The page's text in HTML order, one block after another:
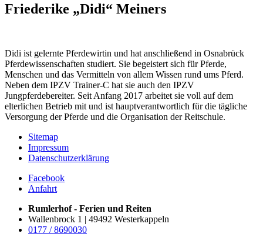
Friederike „Didi“ Meiners
Didi ist gelernte Pferdewirtin und hat anschließend in Osnabrück
Pferdewissenschaften studiert. Sie begeistert sich für Pferde,
Menschen und das Vermitteln von allem Wissen rund ums Pferd.
Neben dem IPZV Trainer-C hat sie auch den IPZV
Jungpferdebereiter. Seit Anfang 2017 arbeitet sie voll auf dem
elterlichen Betrieb mit und ist hauptverantwortlich für die tägliche
Versorgung der Pferde und die Organisation der Reitschule.
Sitemap
Impressum
Datenschutzerklärung
Facebook
Anfahrt
Rumlerhof - Ferien und Reiten
Wallenbrock 1 | 49492 Westerkappeln
0177 / 8690030